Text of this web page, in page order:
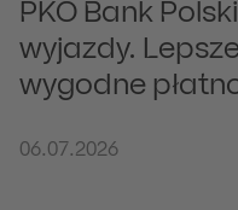
PKO Bank
wyjazdy.
wygodne
06.07.2026